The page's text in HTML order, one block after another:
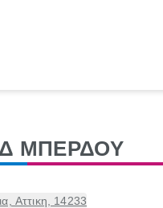
ΜΠΕΡΔΟΥ
Αττικη, 14233